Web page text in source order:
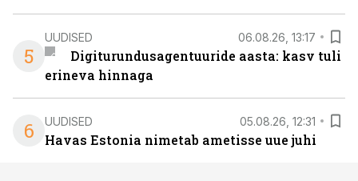
5
UUDISED 06.08.26, 13:17
Digiturundusagentuuride aasta: kasv tuli
erineva hinnaga
6 UUDISED 05.08.26, 12:31
Havas Estonia nimetab ametisse uue juhi